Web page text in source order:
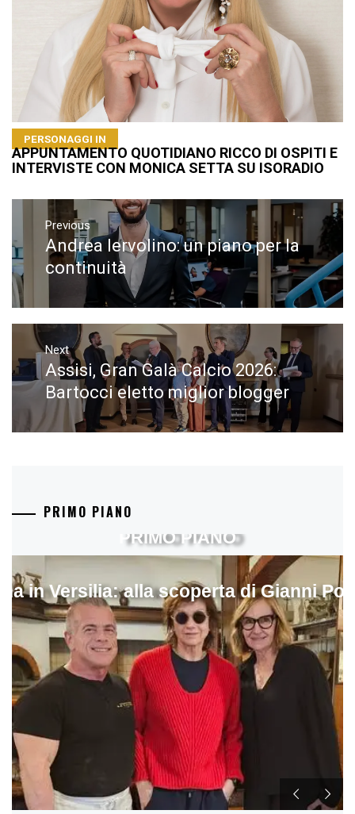
PERSONAGGI IN
APPUNTAMENTO QUOTIDIANO RICCO DI OSPITI E
INTERVISTE CON MONICA SETTA SU ISORADIO
Navigazione
articoli
Previous
Previous
post:
Andrea Iervolino: un piano per la
continuità
Next
Next
post:
Assisi, Gran Galà Calcio 2026:
Bartocci eletto miglior blogger
PRIMO PIANO
in Versilia: alla scoperta di Gianni
PRIMO PIANO